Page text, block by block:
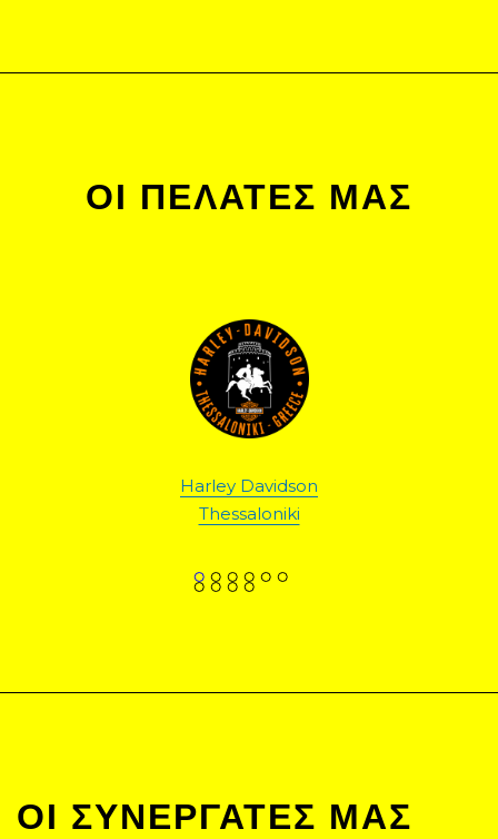
ΟΙ ΠΕΛΆΤΕΣ ΜΑΣ
Harley Davidson
Thessaloniki
ΟΙ ΣΥΝΕΡΓΆΤΕΣ ΜΑΣ